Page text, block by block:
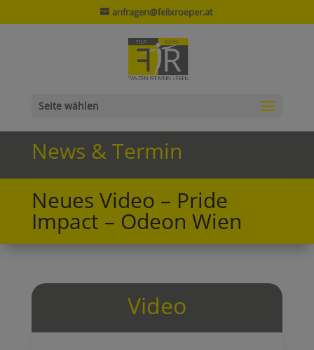
anfragen@felixroeper.at
Seite wählen
News & Termin
Neues Video – Pride
Impact – Odeon Wien
Video